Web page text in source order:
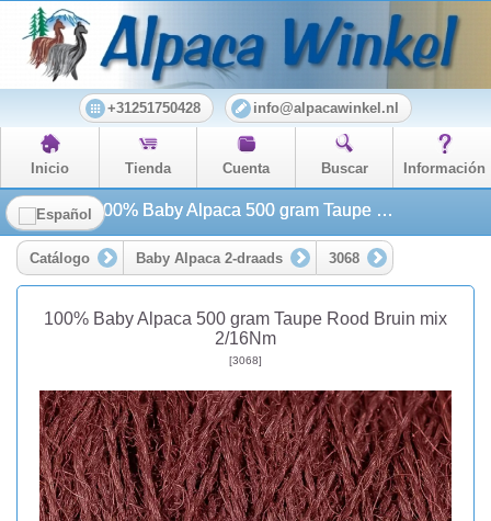
+31251750428 info@alpacawinkel.nl
Inicio Tienda Cuenta Buscar Información
100% Baby Alpaca 500 gram Taupe Rood Bruin mix 2/16Nm
Catálogo Baby Alpaca 2-draads 3068
100% Baby Alpaca 500 gram Taupe Rood Bruin mix
2/16Nm
[3068]